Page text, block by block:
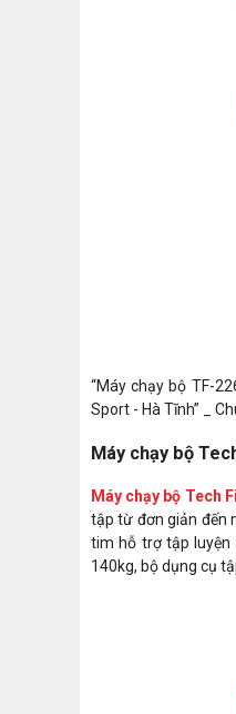
“Máy chạy bộ TF-
Sport - Hà Tĩnh” _
Máy chạy bộ
Máy chạy bộ Tech
tập từ đơn giản đến
tim hỗ trợ tập luyện
140kg, bộ dụng cụ